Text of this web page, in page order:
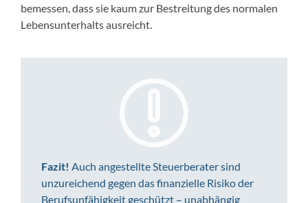
bemessen, dass sie kaum zur Bestreitung des normalen
Lebensunterhalts ausreicht.
Fazit! Auch angestellte Steuerberater sind
unzureichend gegen das finanzielle Risiko der
Berufsunfähigkeit geschützt – unabhängig